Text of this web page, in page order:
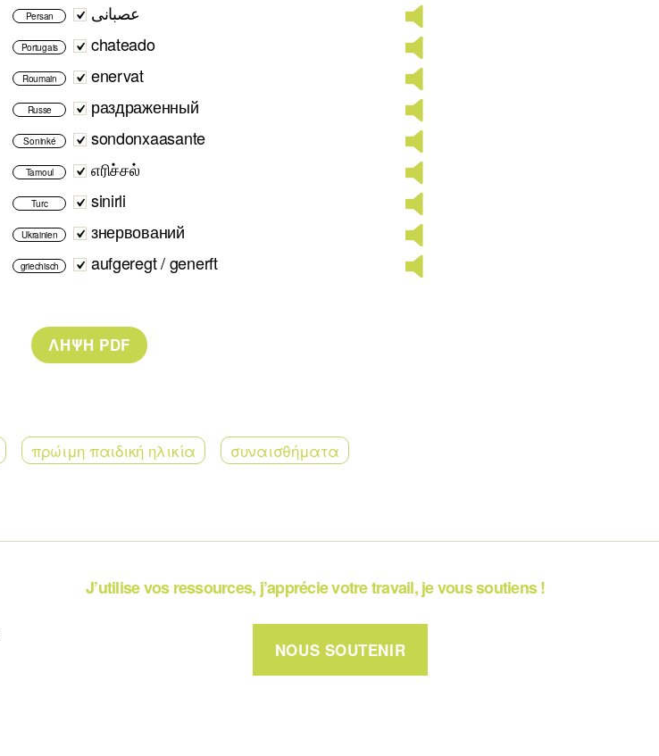
Persan عصبانی
Portugais chateado
Roumain enervat
Russe раздраженный
Soninké sondonxaasante
Tamoul எரிச்சல்
Turc sinirli
Ukrainien знервований
griechisch aufgeregt / generft
πρώιμη παιδική ηλικία συναισθήματα
J’utilise vos ressources, j’apprécie votre travail, je vous soutiens !
NOUS SOUTENIR